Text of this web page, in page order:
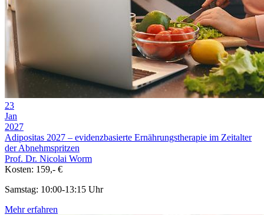
23
Jan
2027
Adipositas 2027 – evidenzbasierte Ernährungstherapie im Zeitalter
der Abnehmspritzen
Prof. Dr. Nicolai Worm
Kosten: 159,- €
Samstag: 10:00-13:15 Uhr
Mehr erfahren